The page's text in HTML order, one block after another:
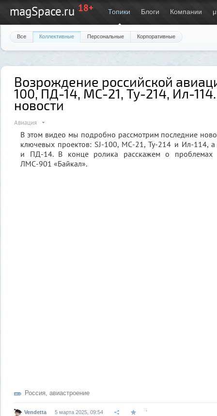
magSpace.ru 18+ Топики Блоги Компании μ
Все Коллективные Персональные Корпоративные
Возрождение российской
100, ПД-14, МС-21, Ту-214, Ил-
новости
Авиация
В этом видео мы подробно рассмотрим последние
ключевых проектов: SJ-100, МС-21, Ту-214 и Ил-114,
и ПД-14. В конце ролика расскажем о проблемах
ЛМС-901 «Байкал».
Россия, авиастроение
Vendetta 5 марта 2025, 09:54